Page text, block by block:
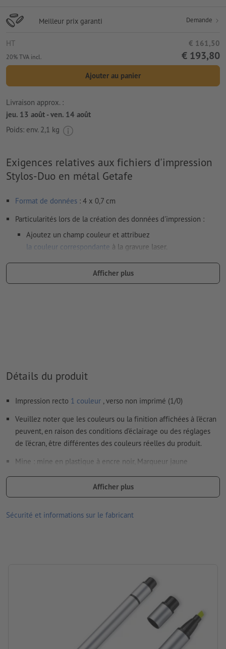
Meilleur prix garanti Demande
HT € 161,50
20% TVA incl. € 193,80
Ajouter au panier
Livraison approx. :
jeu. 13 août - ven. 14 août
Poids: env. 2,1 kg
Exigences relatives aux fichiers d'impression
Stylos-Duo en métal Getafe
Format de données : 4 x 0,7 cm
Particularités lors de la création des données d'impression :
Ajoutez un champ couleur et attribuez
la couleur correspondante à la gravure laser.
dénomination du champ couleur : „Laser“
conviennent pas
lesdonnées vectoriellesdans notre espace Aide / F.A.Q.
Nous ne vérifions pas lesfautes d'orthographe et de syntaxe
Comment créer correctement des fichiers d'impression?
Afficher plus
Détails du produit
Impression recto 1 couleur , verso non imprimé (1/0)
Veuillez noter que les couleurs ou la finition affichées à l’écran
peuvent, en raison des conditions d’éclairage ou des réglages
de l’écran, être différentes des couleurs réelles du produit.
Mine : mine en plastique à encre noir, Marqueur jaune
Matériau : Métal
dimensions : 14 x ø 1 cm
Emballage: carton
Afficher plus
Sécurité et informations sur le fabricant